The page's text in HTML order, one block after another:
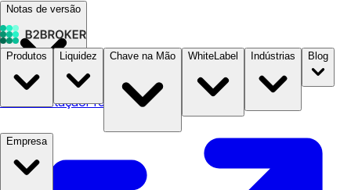
Notas de versão
DocumentaçãoPreços B2STORE
Produtos Liquidez Chave na Mão WhiteLabel Indústrias Blog
Empresa